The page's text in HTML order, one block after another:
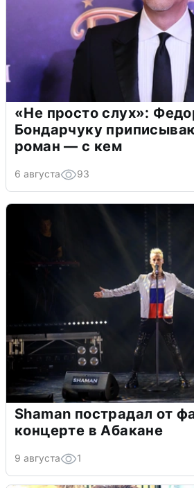
«Не просто слух»:
Бондарчуку
роман — с кем
6 августа 93
Shaman пострадал от
концерте в Абакане
9 августа 1